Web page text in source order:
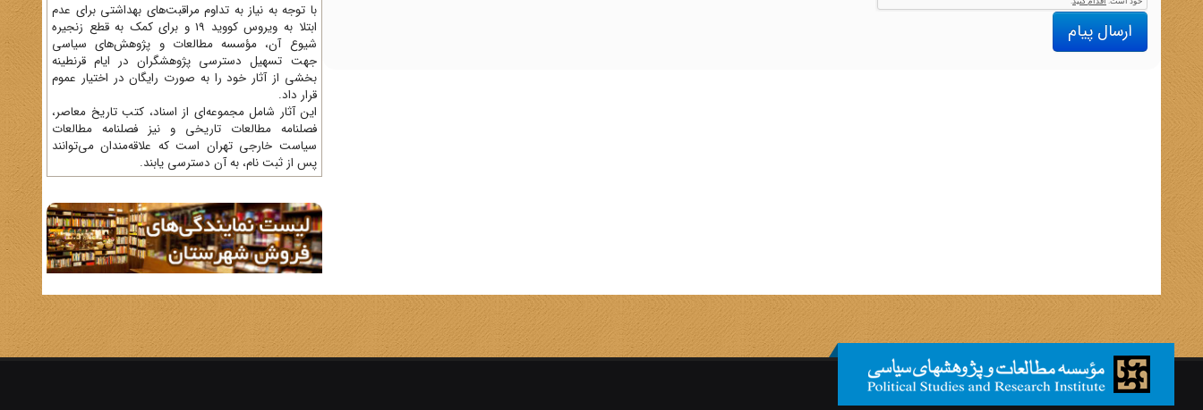
ارسال پیام
با توجه به نیاز به تداوم مراقبت‌های بهداشتی برای عدم
ابتلا به ویروس کووید 19 و برای کمک به قطع زنجیره
شیوع آن، مؤسسه مطالعات و پژوهش‌های سیاسی
جهت تسهیل دسترسی پژوهشگران در ایام قرنطینه
بخشی از آثار خود را به صورت رایگان در اختیار عموم
قرار داد.
این آثار شامل مجموعه‌ای از اسناد، کتب تاریخ معاصر،
فصلنامه‌ مطالعات تاریخی و نیز فصلنامه مطالعات
سیاست خارجی تهران است که علاقه‌مندان می‌توانند
پس از ثبت نام، به آن دسترسی یابند.